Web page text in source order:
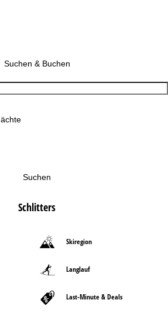
Suchen & Buchen
Suchen
Schlitters
Skiregion
Langlauf
Last-Minute & Deals